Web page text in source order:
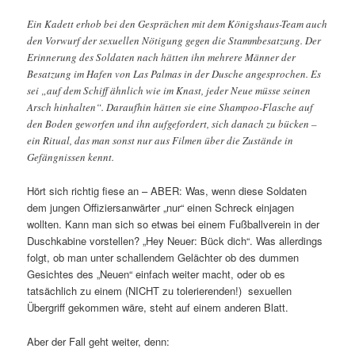
Ein Kadett erhob bei den Gesprächen mit dem Königshaus-Team auch
den Vorwurf der sexuellen Nötigung gegen die Stammbesatzung. Der
Erinnerung des Soldaten nach hätten ihn mehrere Männer der
Besatzung im Hafen von Las Palmas in der Dusche angesprochen. Es
sei „auf dem Schiff ähnlich wie im Knast, jeder Neue müsse seinen
Arsch hinhalten“. Daraufhin hätten sie eine Shampoo-Flasche auf
den Boden geworfen und ihn aufgefordert, sich danach zu bücken –
ein Ritual, das man sonst nur aus Filmen über die Zustände in
Gefängnissen kennt.
Hört sich richtig fiese an – ABER: Was, wenn diese Soldaten
dem jungen Offiziersanwärter „nur“ einen Schreck einjagen
wollten. Kann man sich so etwas bei einem Fußballverein in der
Duschkabine vorstellen? „Hey Neuer: Bück dich“. Was allerdings
folgt, ob man unter schallendem Gelächter ob des dummen
Gesichtes des „Neuen“ einfach weiter macht, oder ob es
tatsächlich zu einem (NICHT zu tolerierenden!) sexuellen
Übergriff gekommen wäre, steht auf einem anderen Blatt.
Aber der Fall geht weiter, denn: